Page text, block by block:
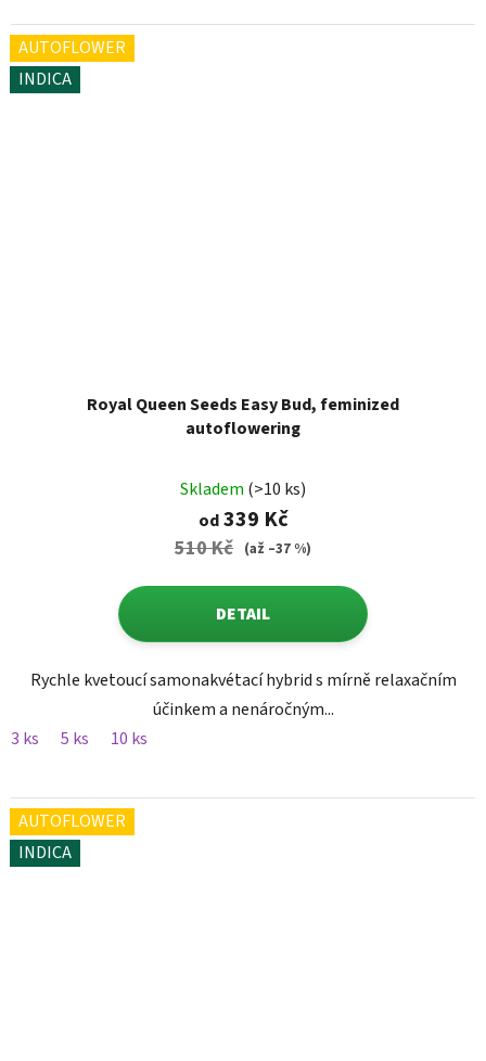
AUTOFLOWER
INDICA
Royal Queen Seeds Easy Bud, feminized
autoflowering
Skladem (>10 ks)
od339 Kč
510 Kč (až –37 %)
DETAIL
Rychle kvetoucí samonakvétací hybrid s mírně relaxačním
účinkem a nenáročným...
3 ks
5 ks 10 ks
AUTOFLOWER
INDICA